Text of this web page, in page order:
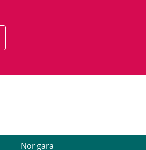
Nor gara